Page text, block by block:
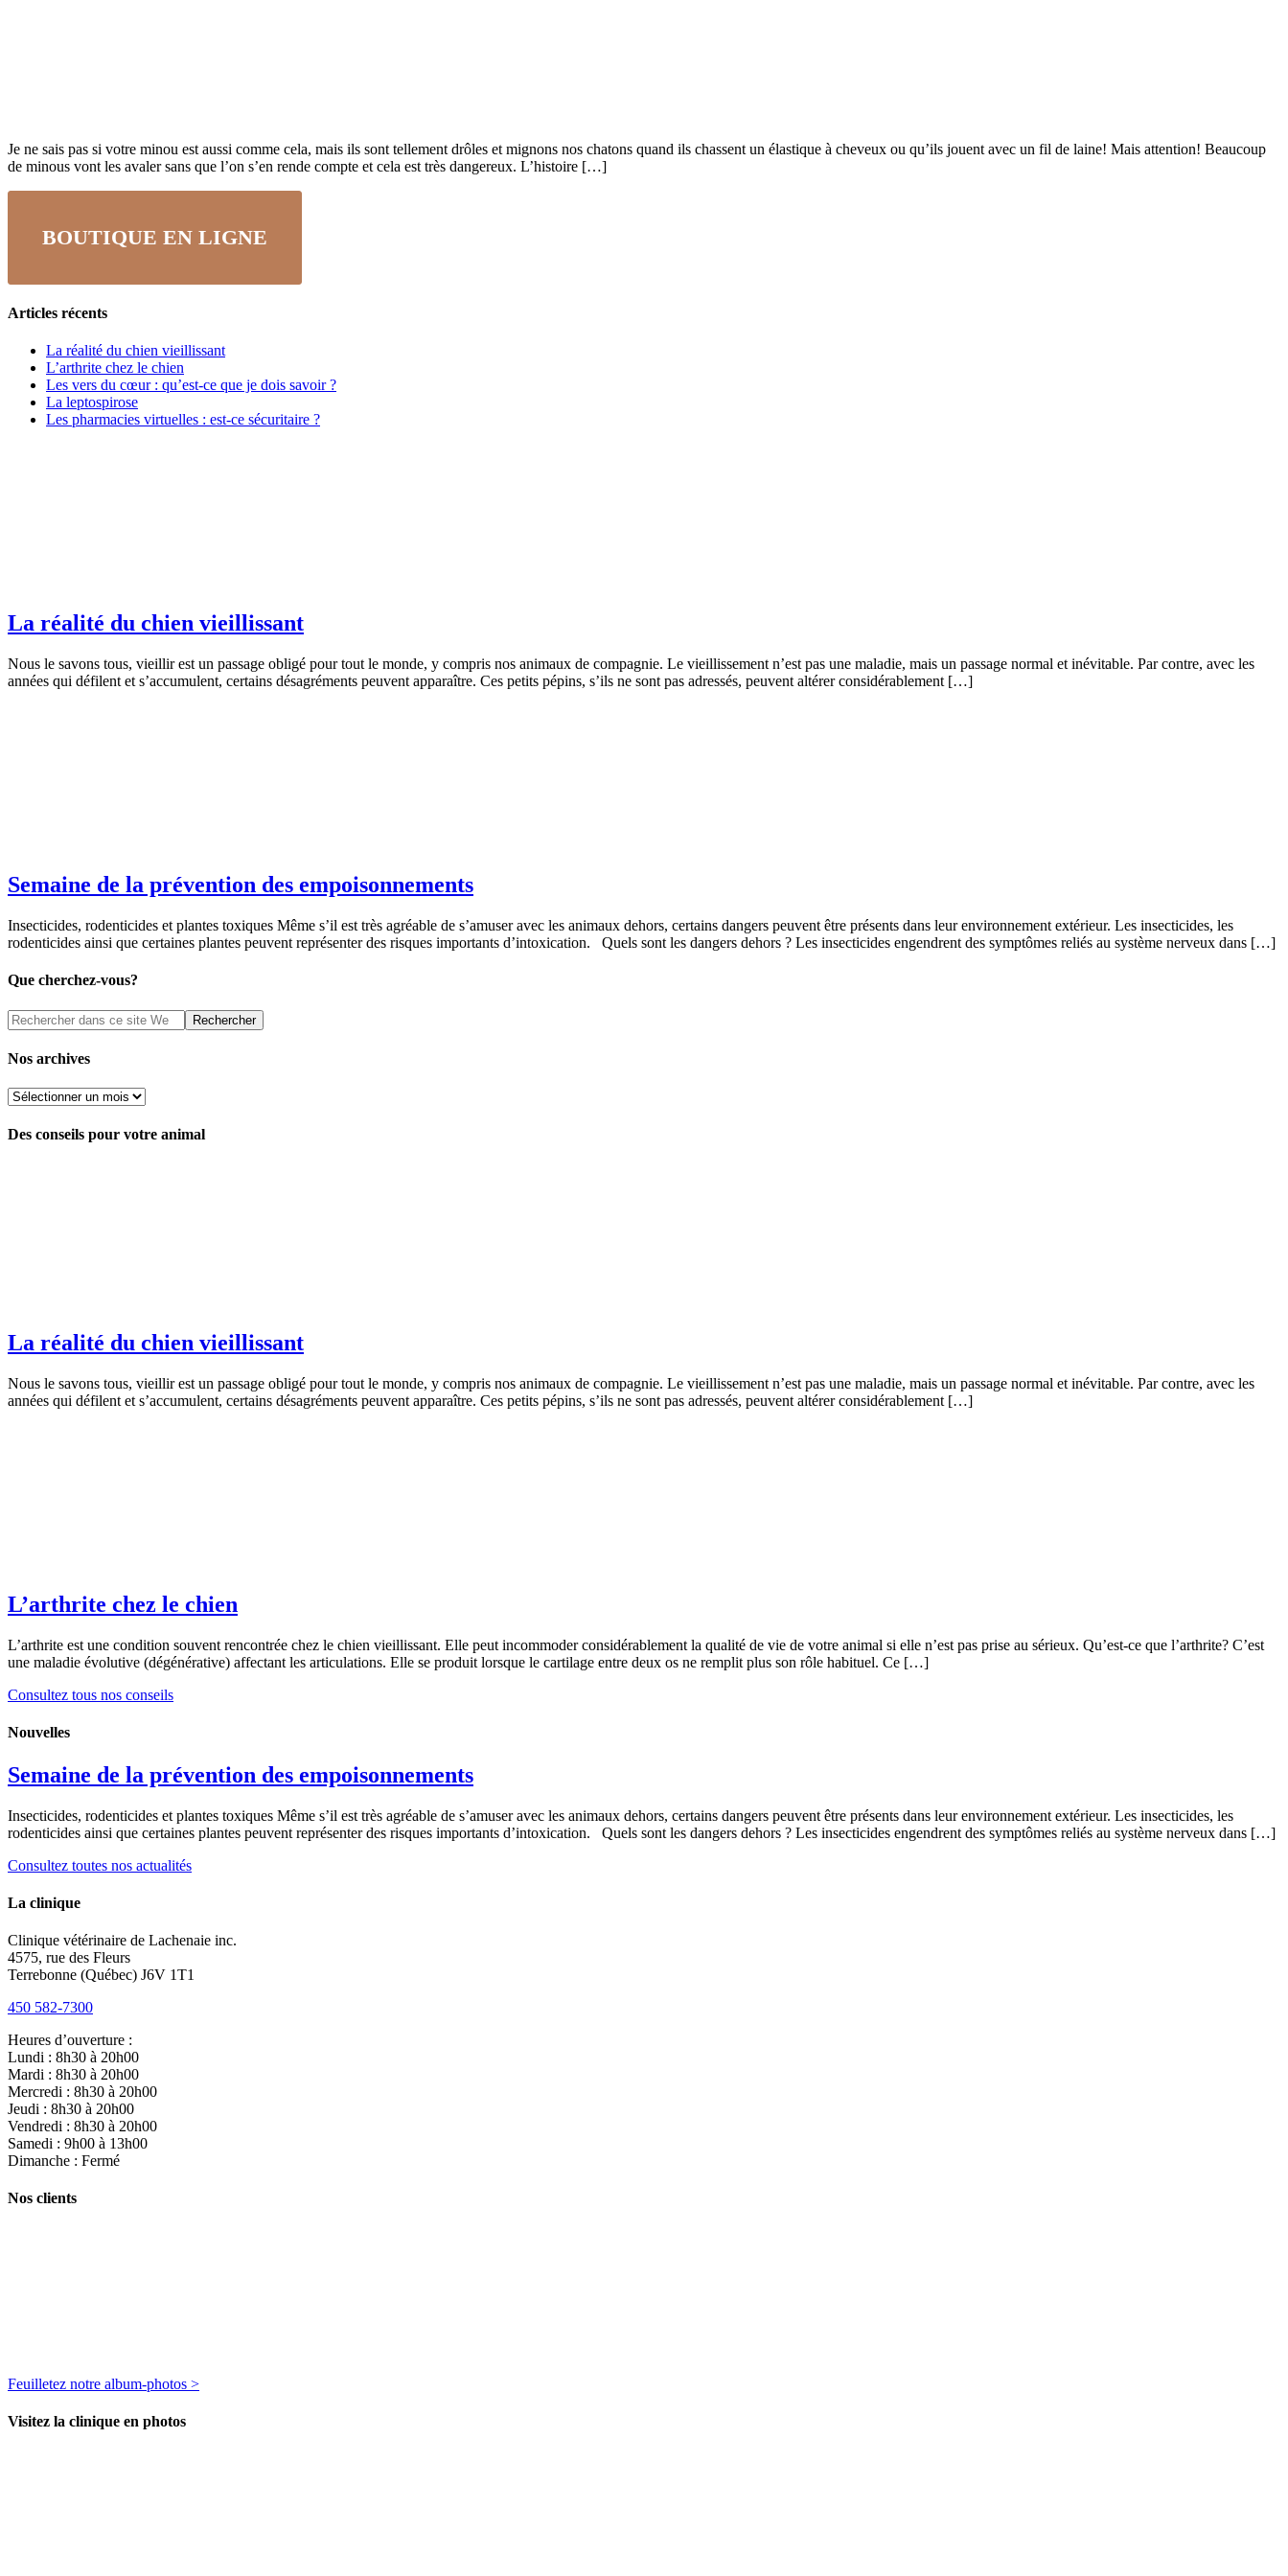
Je ne sais pas si votre minou est aussi comme cela, mais ils sont tellement drôles et mignons nos chatons quand ils chassent un élastique à cheveux ou qu’ils jouent avec un fil de laine! Mais attention! Beaucoup
de minous vont les avaler sans que l’on s’en rende compte et cela est très dangereux. L’histoire […]
BOUTIQUE EN LIGNE
Articles récents
La réalité du chien vieillissant
L’arthrite chez le chien
Les vers du cœur : qu’est-ce que je dois savoir ?
La leptospirose
Les pharmacies virtuelles : est-ce sécuritaire ?
La réalité du chien vieillissant
Nous le savons tous, vieillir est un passage obligé pour tout le monde, y compris nos animaux de compagnie. Le vieillissement n’est pas une maladie, mais un passage normal et inévitable. Par contre, avec les
années qui défilent et s’accumulent, certains désagréments peuvent apparaître. Ces petits pépins, s’ils ne sont pas adressés, peuvent altérer considérablement […]
Semaine de la prévention des empoisonnements
Insecticides, rodenticides et plantes toxiques Même s’il est très agréable de s’amuser avec les animaux dehors, certains dangers peuvent être présents dans leur environnement extérieur. Les insecticides, les
rodenticides ainsi que certaines plantes peuvent représenter des risques importants d’intoxication. Quels sont les dangers dehors ? Les insecticides engendrent des symptômes reliés au système nerveux dans […]
Que cherchez-vous?
Nos archives
Nos
Des conseils pour votre animal
La réalité du chien vieillissant
Nous le savons tous, vieillir est un passage obligé pour tout le monde, y compris nos animaux de compagnie. Le vieillissement n’est pas une maladie, mais un passage normal et inévitable. Par contre, avec les
années qui défilent et s’accumulent, certains désagréments peuvent apparaître. Ces petits pépins, s’ils ne sont pas adressés, peuvent altérer considérablement […]
L’arthrite chez le chien
L’arthrite est une condition souvent rencontrée chez le chien vieillissant. Elle peut incommoder considérablement la qualité de vie de votre animal si elle n’est pas prise au sérieux. Qu’est-ce que l’arthrite? C’est
une maladie évolutive (dégénérative) affectant les articulations. Elle se produit lorsque le cartilage entre deux os ne remplit plus son rôle habituel. Ce […]
Consultez tous nos conseils
Nouvelles
Semaine de la prévention des empoisonnements
Insecticides, rodenticides et plantes toxiques Même s’il est très agréable de s’amuser avec les animaux dehors, certains dangers peuvent être présents dans leur environnement extérieur. Les insecticides, les
rodenticides ainsi que certaines plantes peuvent représenter des risques importants d’intoxication. Quels sont les dangers dehors ? Les insecticides engendrent des symptômes reliés au système nerveux dans […]
Consultez toutes nos actualités
La clinique
Clinique vétérinaire de Lachenaie inc.
4575, rue des Fleurs
Terrebonne (Québec) J6V 1T1
450 582-7300
Heures d’ouverture :
Lundi : 8h30 à 20h00
Mardi : 8h30 à 20h00
Mercredi : 8h30 à 20h00
Jeudi : 8h30 à 20h00
Vendredi : 8h30 à 20h00
Samedi : 9h00 à 13h00
Dimanche : Fermé
Nos clients
Feuilletez notre album-photos >
Visitez la clinique en photos